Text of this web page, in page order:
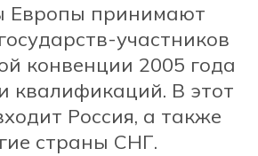
Европы принимают
участников
конвенции 2005 года
квалификаций. В этот
Россия, а также
страны СНГ.